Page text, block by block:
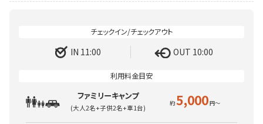
IN 11:00 OUT 10:00
ファミリーキャンプ
(大人2名+子供2名+車1台) 5,000